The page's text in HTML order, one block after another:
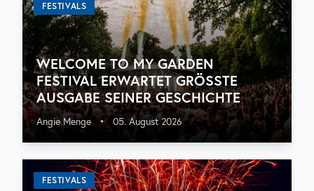
FESTIVALS
WELCOME TO MY GARDEN
FESTIVAL ERWARTET GRÖSSTE A
USGABE SEINER GESCHICHTE
Angie Menge • 05. August 2026
FESTIVALS